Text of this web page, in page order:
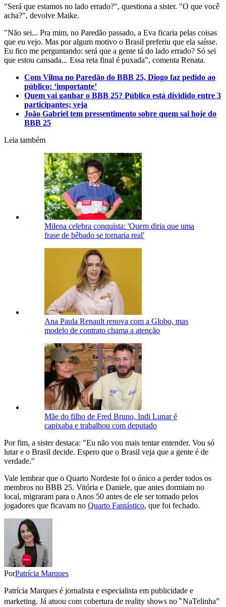
"Será que estamos no lado errado?", questiona a sister. "O que você
acha?", devolve Maike.
"Não sei... Pra mim, no Paredão passado, a Eva ficaria pelas coisas
que eu vejo. Mas por algum motivo o Brasil preferiu que ela saísse.
Eu fico me perguntando: será que a gente tá do lado errado? Só sei
que estou cansada... Essa reta final é puxada", comenta Renata.
Com Vilma no Paredão do BBB 25, Diogo faz pedido ao
público: ‘importante’
Quem vai ganhar o BBB 25? Público está dividido entre 3
participantes; veja
João Gabriel tem pressentimento sobre quem sai hoje do
BBB 25
Leia também
Milena celebra conquista: 'Quem diria que uma
frase de bêbado se tornaria real'
Ana Paula Renault renova com a Globo, mas
modelo de contrato chama a atenção
Mãe do filho de Fred Bruno, Indi Lunar é
capixaba e trabalhou com deputado
Por fim, a sister destaca: "Eu não vou mais tentar entender. Vou só
lutar e o Brasil decide. Espero que o Brasil veja que a gente é de
verdade."
Vale lembrar que o Quarto Nordeste foi o único a perder todos os
membros no BBB 25. Vitória e Daniele, que antes dormiam no
local, migraram para o Anos 50 antes de ele ser tomado pelos
jogadores que ficavam no Quarto Fantástico, que foi fechado.
PorPatrícia Marques
Patrícia Marques é jornalista e especialista em publicidade e
marketing. Já atuou com cobertura de reality shows no ‶NaTelinha”